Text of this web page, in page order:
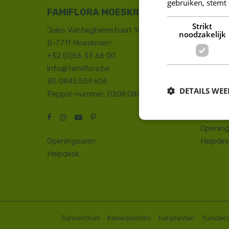
FAMIFLORA MOESKROEN
Jules Vantieghemstraat 14
B-7711 Moeskroen
+32 (0)56 33 66 00
info@famiflora.be
BE 0845.509.606
Peppol-nummer: 0208:0845509606
Openingsuren
Helpdesk
8660
+32
Tuincentrum Kamerplanten Tuinplanten
gebruiken,
Strikt
noodzakelijk
DETAILS